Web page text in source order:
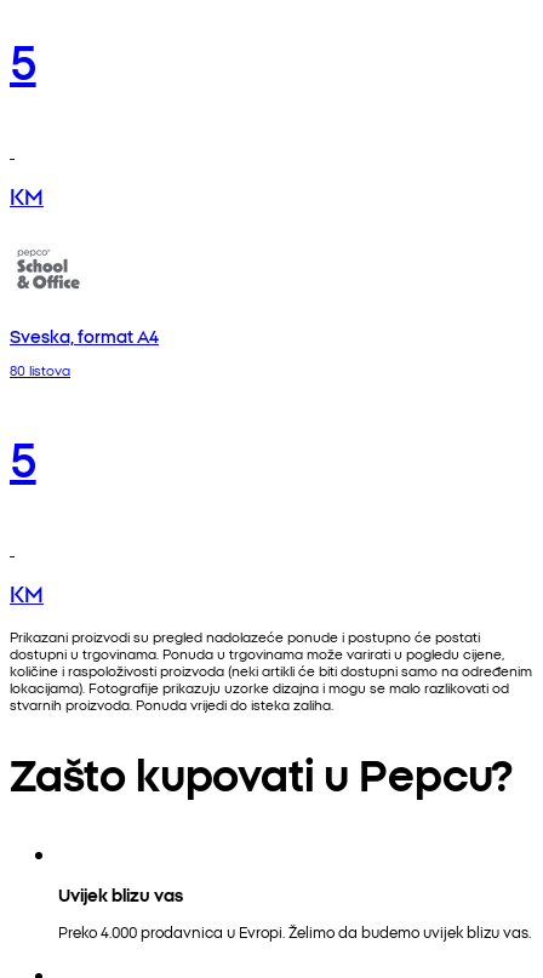
5
KM
Sveska, format A4
80 listova
5
KM
Prikazani proizvodi su pregled nadolazeće ponude i postupno će postati
dostupni u trgovinama. Ponuda u trgovinama može varirati u pogledu cijene,
količine i raspoloživosti proizvoda (neki artikli će biti dostupni samo na određenim
lokacijama). Fotografije prikazuju uzorke dizajna i mogu se malo razlikovati od
stvarnih proizvoda. Ponuda vrijedi do isteka zaliha.
Zašto kupovati u Pepcu?
Uvijek blizu vas
Preko 4.000 prodavnica u Evropi. Želimo da budemo uvijek blizu vas.